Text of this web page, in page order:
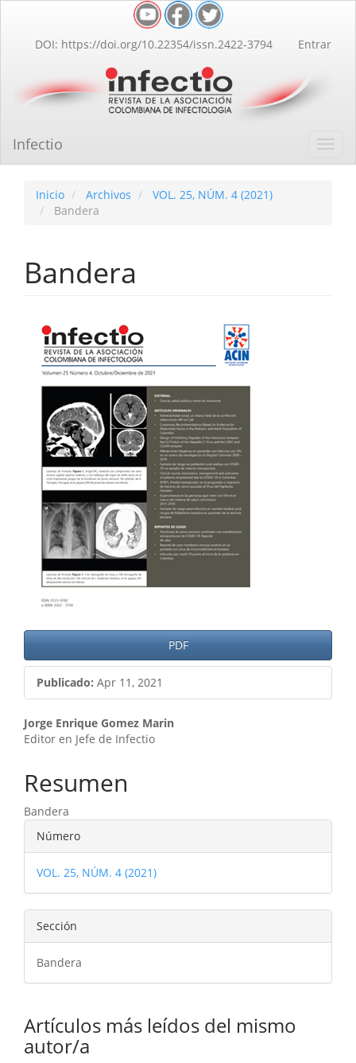
Contenido
principal
lateral
DOI: https://doi.org/10.22354/issn.2422-3794 Entrar
Infectio
Inicio Archivos
VOL. 25, NÚM. 4 (2021)
Bandera
Bandera
Barra
lateral
del
artículo
PDF
Publicado: Apr 11, 2021
Contenido
principal
del
artículo
Jorge Enrique Gomez Marin
Editor en Jefe de Infectio
Resumen
Bandera
Detalles
del
artículo
Número
VOL. 25, NÚM. 4 (2021)
Sección
Bandera
Artículos más leídos del mismo
autor/a